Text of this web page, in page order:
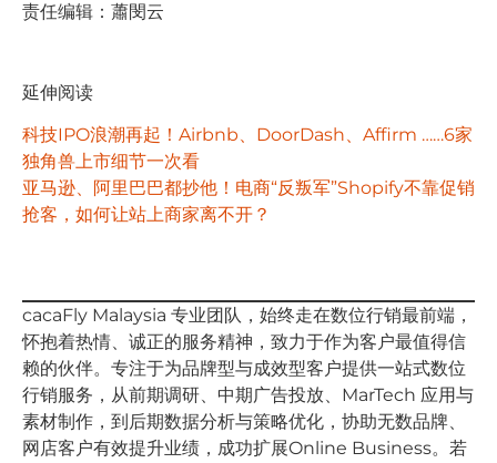
责任编辑：蕭閔云
延伸阅读
科技IPO浪潮再起！Airbnb、DoorDash、Affirm ……6家
独角兽上市细节一次看
亚马逊、阿里巴巴都抄他！电商“反叛军”Shopify不靠促销
抢客，如何让站上商家离不开？
cacaFly Malaysia 专业团队，始终⾛在数位⾏销最前端，
怀抱着热情、诚正的服务精神，致⼒于作为客户最值得信
赖的伙伴。专注于为品牌型与成效型客户提供⼀站式数位
⾏销服务，从前期调研、中期⼴告投放、MarTech 应⽤与
素材制作，到后期数据分析与策略优化，协助⽆数品牌、
⽹店客户有效提升业绩，成功扩展Online Business。若